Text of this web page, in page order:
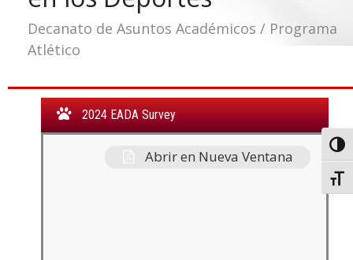
Decanato de Asuntos Académicos / Programa
Atlético
2024 EADA Survey
Abrir en Nueva Ventana